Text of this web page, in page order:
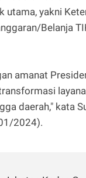
yakni
Belanja
amanat
daerah," kata
2024).